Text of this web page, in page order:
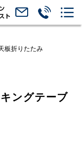
板折りたたみ
ングテーブ